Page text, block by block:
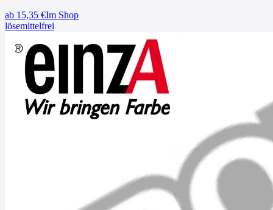
ab 15,35 €Im Shop
lösemittelfrei